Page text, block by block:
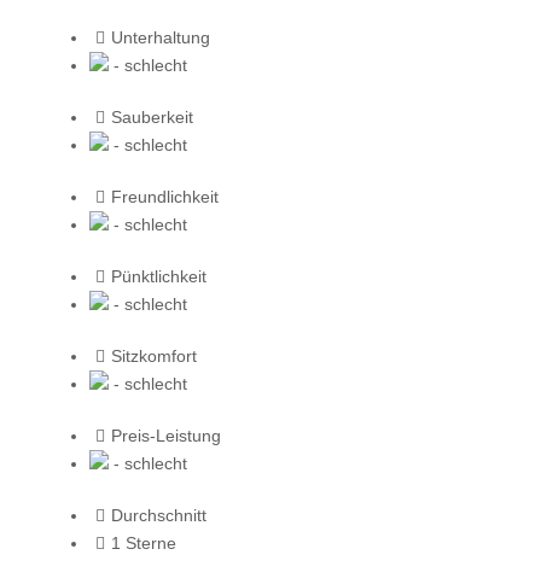
Unterhaltung
- schlecht
Sauberkeit
- schlecht
Freundlichkeit
- schlecht
Pünktlichkeit
- schlecht
Sitzkomfort
- schlecht
Preis-Leistung
- schlecht
Durchschnitt
1 Sterne